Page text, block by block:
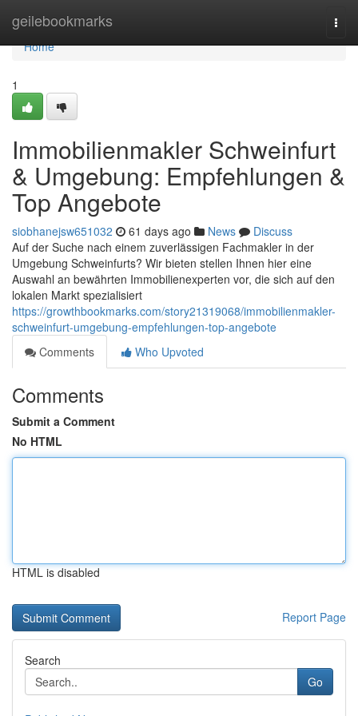
geilebookmarks
Home
Home
1
Immobilienmakler Schweinfurt
& Umgebung: Empfehlungen &
Top Angebote
siobhanejsw651032 61 days ago News
Discuss
Auf der Suche nach einem zuverlässigen Fachmakler in der
Umgebung Schweinfurts? Wir bieten stellen Ihnen hier eine
Auswahl an bewährten Immobilienexperten vor, die sich auf den
lokalen Markt spezialisiert
https://growthbookmarks.com/story21319068/immobilienmakler-
schweinfurt-umgebung-empfehlungen-top-angebote
Comments
Who Upvoted
Comments
Submit a Comment
No HTML
HTML is disabled
Report Page
Search
Go